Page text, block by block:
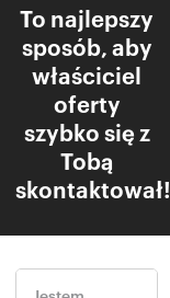
To najlepszy
sposób, aby
właściciel
oferty
szybko się z
Tobą
skontaktował!